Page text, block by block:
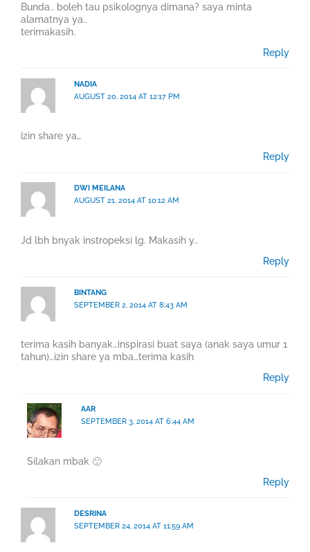
Bunda.. boleh tau psikolognya dimana? saya minta
alamatnya ya..
terimakasih.
Reply
NADIA
AUGUST 20, 2014 AT 12:17 PM
izin share ya,,
Reply
DWI MEILANA
AUGUST 21, 2014 AT 10:12 AM
Jd lbh bnyak instropeksi lg. Makasih y..
Reply
BINTANG
SEPTEMBER 2, 2014 AT 8:43 AM
terima kasih banyak…inspirasi buat saya (anak saya umur 1
tahun)…izin share ya mba…terima kasih
Reply
AAR
SEPTEMBER 3, 2014 AT 6:44 AM
Silakan mbak 🙂
Reply
DESRINA
SEPTEMBER 24, 2014 AT 11:59 AM